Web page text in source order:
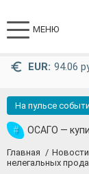
МЕНЮ
EUR: 94.06
На пульсе
# ОСАГО —
Главная Новости
нелегальных